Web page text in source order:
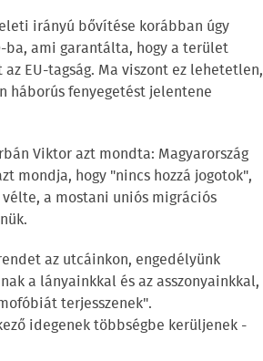
irányú bővítése korábban úgy
ami garantálta, hogy a terület
EU-tagság. Ma viszont ez lehetetlen,
háborús fenyegetést jelentene
Viktor azt mondta: Magyarország
mondja, hogy "nincs hozzá jogotok",
a mostani uniós migrációs
az utcáinkon, engedélyünk
a lányainkkal és az asszonyainkkal,
terjesszenek".
idegenek többségbe kerüljenek -